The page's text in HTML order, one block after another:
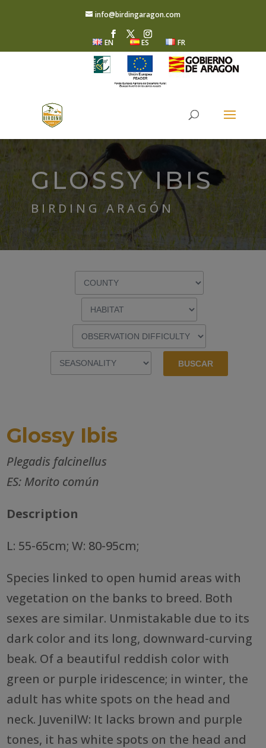
info@birdingaragon.com
EN ES FR
GLOSSY IBIS
BIRDING ARAGÓN
Glossy Ibis
Plegadis falcinellus
ES: Morito común
Description
L: 55-65cm; W: 80-95cm;
Species linked to open humid areas with
vegetation on the banks to breed. Both
sexes are similar. Unmistakable due to its
dark color and its long, downward-curving
beak. Of a beautiful reddish color with
green or purple iridescence; in winter, the
adult has white spots on the head and
neck. JuvenilW: It lacks brown and purple
tones, it has white spots on the head and